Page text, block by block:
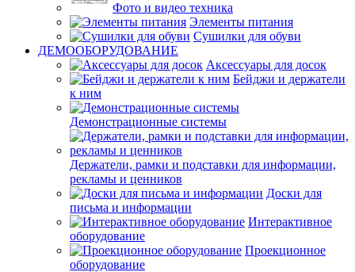
Фото и видео техника
Элементы питания
Сушилки для обуви
ДЕМООБОРУДОВАНИЕ
Аксессуары для досок
Бейджи и держатели
к ним
Демонстрационные системы
Держатели, рамки и подставки для информации,
рекламы и ценников
Доски для
письма и информации
Интерактивное
оборудование
Проекционное
оборудование